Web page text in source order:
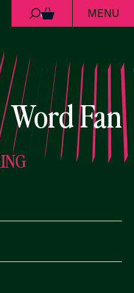
Ga naar de inhoud
0 MENU
Word Fan